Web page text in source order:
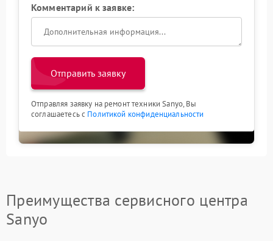
Комментарий к заявке:
Отправить заявку
Отправляя заявку на ремонт техники Sanyo, Вы
соглашаетесь с Политикой конфиденциальности
Преимущества сервисного центра
Sanyo